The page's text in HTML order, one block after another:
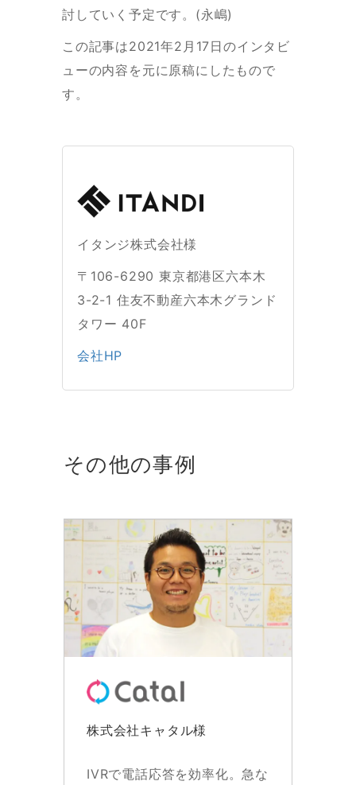
討していく予定です。(永嶋)
この記事は2021年2月17日のインタビ
ューの内容を元に原稿にしたもので
す。
イタンジ株式会社様
〒106-6290 東京都港区六本木
3-2-1 住友不動産六本木グランド
タワー 40F
会社HP
その他の事例
株式会社キャタル様
IVRで電話応答を効率化。急な